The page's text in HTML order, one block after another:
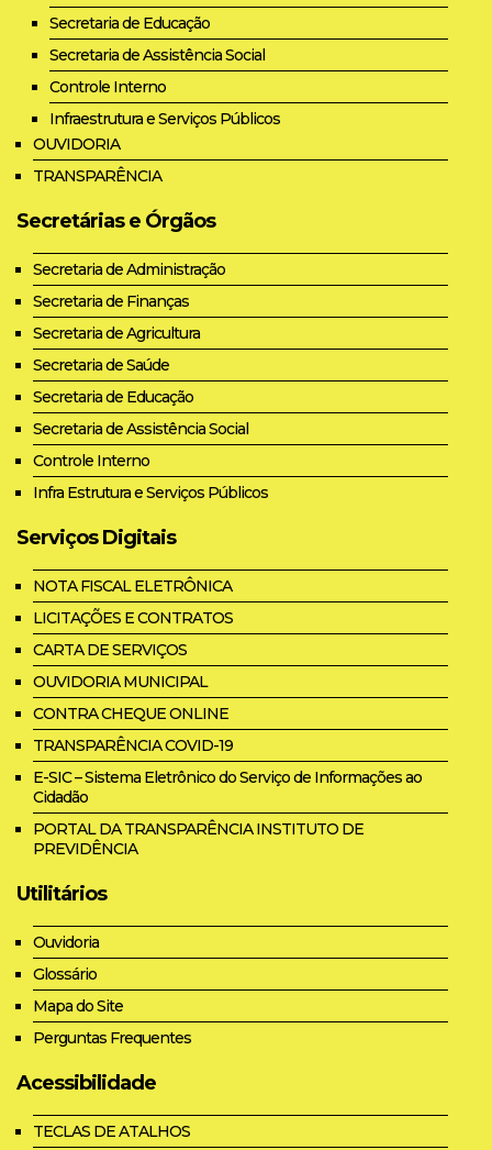
Secretaria de Educação
Secretaria de Assistência Social
Controle Interno
Infraestrutura e Serviços Públicos
OUVIDORIA
TRANSPARÊNCIA
Secretárias e Órgãos
Secretaria de Administração
Secretaria de Finanças
Secretaria de Agricultura
Secretaria de Saúde
Secretaria de Educação
Secretaria de Assistência Social
Controle Interno
Infra Estrutura e Serviços Públicos
Serviços Digitais
NOTA FISCAL ELETRÔNICA
LICITAÇÕES E CONTRATOS
CARTA DE SERVIÇOS
OUVIDORIA MUNICIPAL
CONTRA CHEQUE ONLINE
TRANSPARÊNCIA COVID-19
E-SIC – Sistema Eletrônico do Serviço de Informações ao
Cidadão
PORTAL DA TRANSPARÊNCIA INSTITUTO DE
PREVIDÊNCIA
Utilitários
Ouvidoria
Glossário
Mapa do Site
Perguntas Frequentes
Acessibilidade
TECLAS DE ATALHOS